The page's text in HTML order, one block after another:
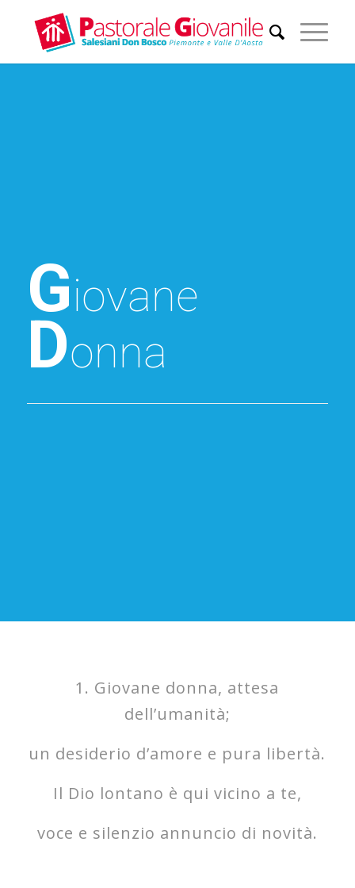
Giovane
Donna
1. Giovane donna, attesa
dell’umanità;
un desiderio d’amore e pura libertà.
Il Dio lontano è qui vicino a te,
voce e silenzio annuncio di novità.